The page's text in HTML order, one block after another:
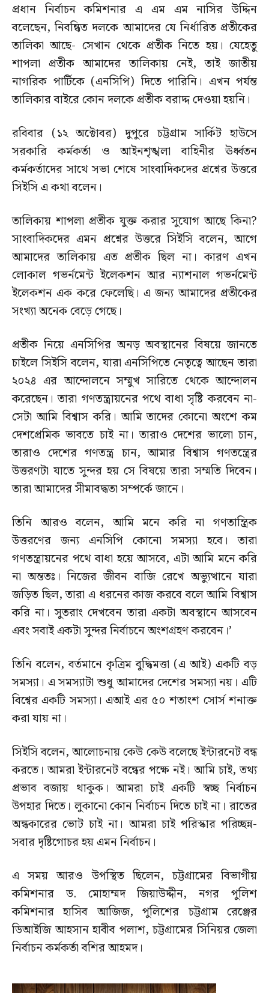
প্রধান নির্বাচন কমিশনার এ এম এম নাসির উদ্দিন
বলেছেন, নিবন্ধিত দলকে আমাদের যে নির্ধারিত প্রতীকের
তালিকা আছে- সেখান থেকে প্রতীক নিতে হয়। যেহেতু
শাপলা প্রতীক আমাদের তালিকায় নেই, তাই জাতীয়
নাগরিক পার্টিকে (এনসিপি) দিতে পারিনি। এখন পর্যন্ত
তালিকার বাইরে কোন দলকে প্রতীক বরাদ্দ দেওয়া হয়নি।
রবিবার (১২ অক্টোবর) দুপুরে চট্টগ্রাম সার্কিট হাউসে
সরকারি কর্মকর্তা ও আইনশৃঙ্খলা বাহিনীর ঊর্ধ্বতন
কর্মকর্তাদের সাথে সভা শেষে সাংবাদিকদের প্রশ্নের উত্তরে
সিইসি এ কথা বলেন।
তালিকায় শাপলা প্রতীক যুক্ত করার সুযোগ আছে কিনা?
সাংবাদিকদের এমন প্রশ্নের উত্তরে সিইসি বলেন, আগে
আমাদের তালিকায় এত প্রতীক ছিল না। কারণ এখন
লোকাল গভর্নমেন্ট ইলেকশন আর ন্যাশনাল গভর্নমেন্ট
ইলেকশন এক করে ফেলেছি। এ জন্য আমাদের প্রতীকের
সংখ্যা অনেক বেড়ে গেছে।
প্রতীক নিয়ে এনসিপির অনড় অবস্থানের বিষয়ে জানতে
চাইলে সিইসি বলেন, যারা এনসিপিতে নেতৃত্বে আছেন তারা
২০২৪ এর আন্দোলনে সম্মুখ সারিতে থেকে আন্দোলন
করেছেন। তারা গণতন্ত্রায়নের পথে বাধা সৃষ্টি করবেন না-
সেটা আমি বিশ্বাস করি। আমি তাদের কোনো অংশে কম
দেশপ্রেমিক ভাবতে চাই না। তারাও দেশের ভালো চান,
তারাও দেশের গণতন্ত্র চান, আমার বিশ্বাস গণতন্ত্রের
উত্তরণটা যাতে সুন্দর হয় সে বিষয়ে তারা সম্মতি দিবেন।
তারা আমাদের সীমাবদ্ধতা সম্পর্কে জানে।
তিনি আরও বলেন, আমি মনে করি না গণতান্ত্রিক
উত্তরণের জন্য এনসিপি কোনো সমস্যা হবে। তারা
গণতন্ত্রায়নের পথে বাধা হয়ে আসবে, এটা আমি মনে করি
না অন্ততঃ। নিজের জীবন বাজি রেখে অভ্যুত্থানে যারা
জড়িত ছিল, তারা এ ধরনের কাজ করবে বলে আমি বিশ্বাস
করি না। সুতরাং দেখবেন তারা একটা অবস্থানে আসবেন
এবং সবাই একটা সুন্দর নির্বাচনে অংশগ্রহণ করবেন।’
তিনি বলেন, বর্তমানে কৃত্রিম বুদ্ধিমত্তা (এ আই) একটি বড়
সমস্যা। এ সমস্যাটা শুধু আমাদের দেশের সমস্যা নয়। এটি
বিশ্বের একটি সমস্যা। এআই এর ৫০ শতাংশ সোর্স শনাক্ত
করা যায় না।
সিইসি বলেন, আলোচনায় কেউ কেউ বলেছে ইন্টারনেট বন্ধ
করতে। আমরা ইন্টারনেট বন্ধের পক্ষে নই। আমি চাই, তথ্য
প্রভাব বজায় থাকুক। আমরা চাই একটি স্বচ্ছ নির্বাচন
উপহার দিতে। লুকানো কোন নির্বাচন দিতে চাই না। রাতের
অন্ধকারের ভোট চাই না। আমরা চাই পরিস্কার পরিচ্ছন্ন-
সবার দৃষ্টিগোচর হয় এমন নির্বাচন।
এ সময় আরও উপস্থিত ছিলেন, চট্টগ্রামের বিভাগীয়
কমিশনার ড. মোহাম্মদ জিয়াউদ্দীন, নগর পুলিশ
কমিশনার হাসিব আজিজ, পুলিশের চট্টগ্রাম রেঞ্জের
ডিআইজি আহসান হাবীব পলাশ, চট্টগ্রামের সিনিয়র জেলা
নির্বাচন কর্মকর্তা বশির আহমদ।